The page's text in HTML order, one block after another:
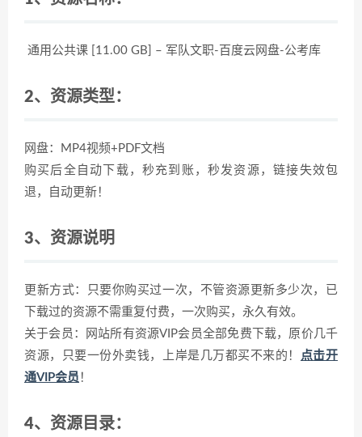
通用公共课 [11.00 GB] – 军队文职-百度云网盘-公考库
2、资源类型：
网盘：MP4视频+PDF文档
购买后全自动下载，秒充到账，秒发资源，链接失效包
退，自动更新！
3、资源说明
更新方式：只要你购买过一次，不管资源更新多少次，已
下载过的资源不需重复付费，一次购买，永久有效。
关于会员：网站所有资源VIP会员全部免费下载，原价几千
资源，只要一份外卖钱，上岸是几万都买不来的！ 点击开
通VIP会员 ！
4、资源目录：